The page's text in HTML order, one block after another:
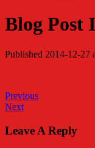
Blog Post
Published 2014-12-27
Previous
Next
Leave A Reply